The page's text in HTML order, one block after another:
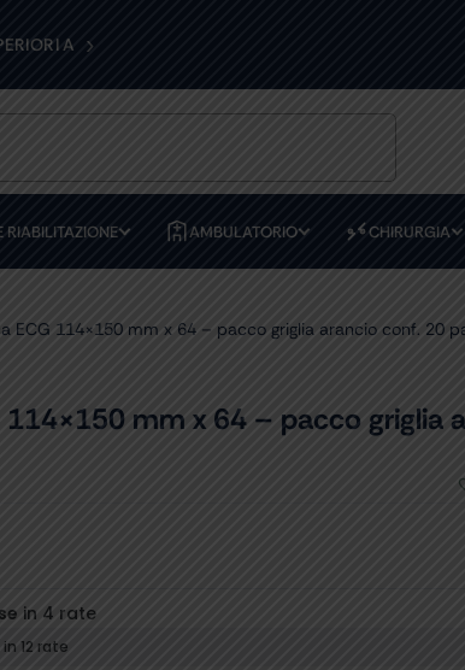
A 199€
›
RIABILITAZIONE AMBULATORIO CHIRURGIA
ECG 114×150 mm x 64 – pacco griglia arancio conf. 20
mm x 64 – pacco griglia